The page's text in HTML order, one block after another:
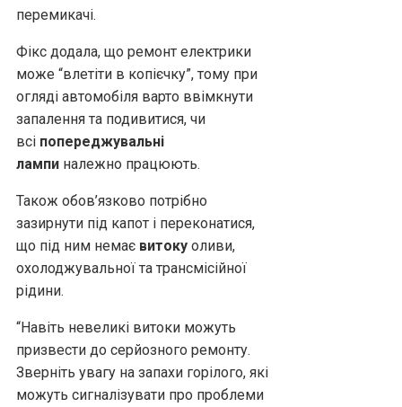
перемикачі.
Фікс додала, що ремонт електрики
може “влетіти в копієчку”, тому при
огляді автомобіля варто ввімкнути
запалення та подивитися, чи
всі попереджувальні
лампи належно працюють.
Також обов’язково потрібно
зазирнути під капот і переконатися,
що під ним немає витоку оливи,
охолоджувальної та трансмісійної
рідини.
“Навіть невеликі витоки можуть
призвести до серйозного ремонту.
Зверніть увагу на запахи горілого, які
можуть сигналізувати про проблеми